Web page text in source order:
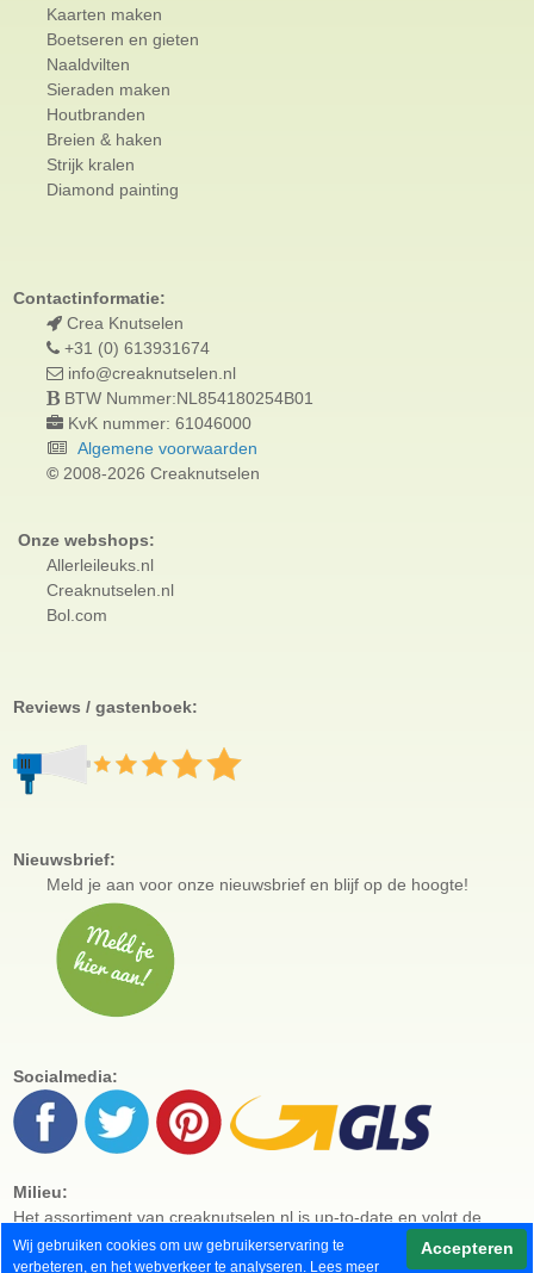
Kaarten maken
Boetseren en gieten
Naaldvilten
Sieraden maken
Houtbranden
Breien & haken
Strijk kralen
Diamond painting
Contactinformatie:
Crea Knutselen
+31 (0) 613931674
info@creaknutselen.nl
BTW Nummer:NL854180254B01
KvK nummer: 61046000
Algemene voorwaarden
© 2008-2026 Creaknutselen
Onze webshops:
Allerleileuks.nl
Creaknutselen.nl
Bol.com
Reviews / gastenboek:
Nieuwsbrief:
Meld je aan vooronze nieuwsbrief en blijf op de hoogte!
Socialmedia:
Milieu:
Het assortiment van creaknutselen.nl is up-to-date en volgt de
laatste trends en ontwikkelingen. Onze producten zijn bijvoorbeeld
gemaakt van hout uit duurzame bosbouw of van biologisch
Wij gebruiken cookies om uw gebruikerservaring te
verbeteren, en het webverkeer te analyseren. Lees meer
Accepteren